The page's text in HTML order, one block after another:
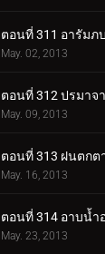
ตอนที่ 311 อารัมภ
May. 02, 2013
ตอนที่ 312 ปรมาจ
May. 09, 2013
ตอนที่ 313 ฝนตกต
May. 16, 2013
ตอนที่ 314 อาบน้ำ
May. 23, 2013